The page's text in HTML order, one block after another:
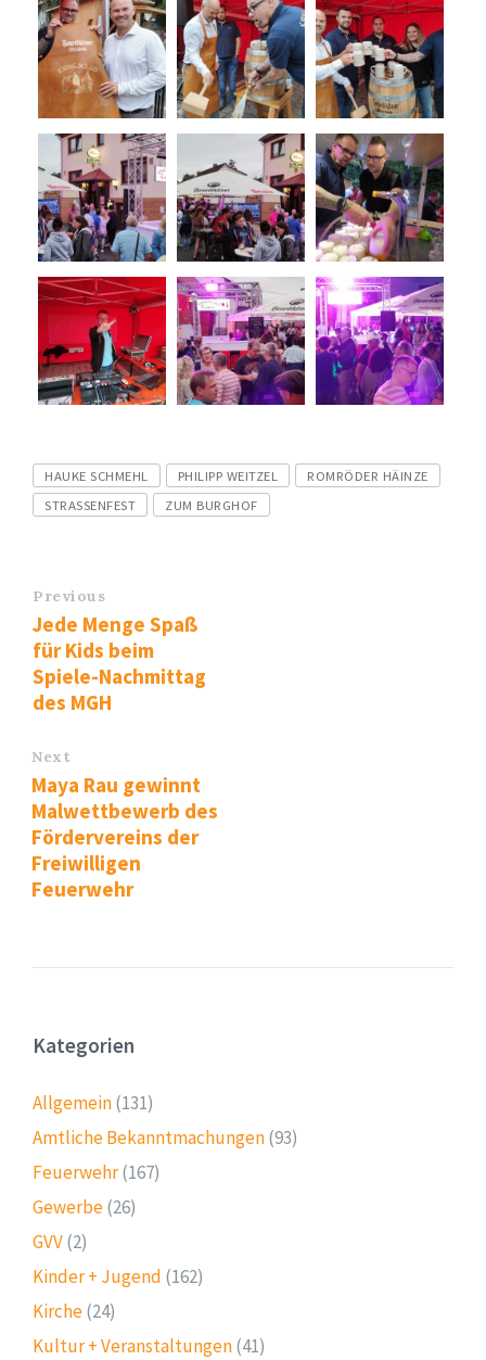
Tags
HAUKE SCHMEHL PHILIPP WEITZEL
ROMRÖDER HÄINZE
STRASSENFEST
ZUM BURGHOF
Previous
Jede Menge Spaß
für Kids beim
Spiele-Nachmittag
des MGH
Next
Maya Rau gewinnt
Malwettbewerb des
Fördervereins der
Freiwilligen
Feuerwehr
Kategorien
Allgemein(131)
Amtliche Bekanntmachungen(93)
Feuerwehr(167)
Gewerbe(26)
GVV(2)
Kinder + Jugend (162)
Kirche(24)
Kultur + Veranstaltungen(41)